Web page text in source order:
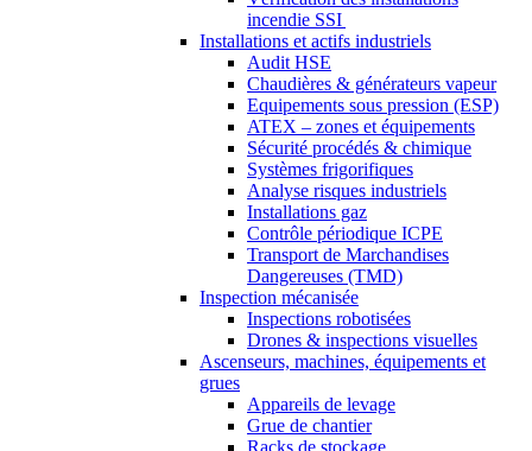
incendie SSI
Installations et actifs industriels
Audit HSE
Chaudières & générateurs vapeur
Equipements sous pression (ESP)
ATEX – zones et équipements
Sécurité procédés & chimique
Systèmes frigorifiques
Analyse risques industriels
Installations gaz
Contrôle périodique ICPE
Transport de Marchandises
Dangereuses (TMD)
Inspection mécanisée
Inspections robotisées
Drones & inspections visuelles
Ascenseurs, machines, équipements et
grues
Appareils de levage
Grue de chantier
Racks de stockage